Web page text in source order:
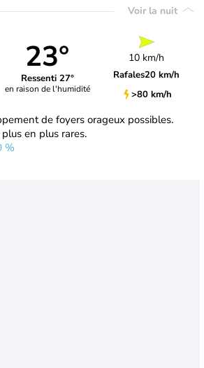
Voir la nuit
23°
Ressenti 27°
en raison de l'humidité
10 km/h
Rafales20 km/h
>80 km/h
de foyers orageux possibles.
en plus rares.
%